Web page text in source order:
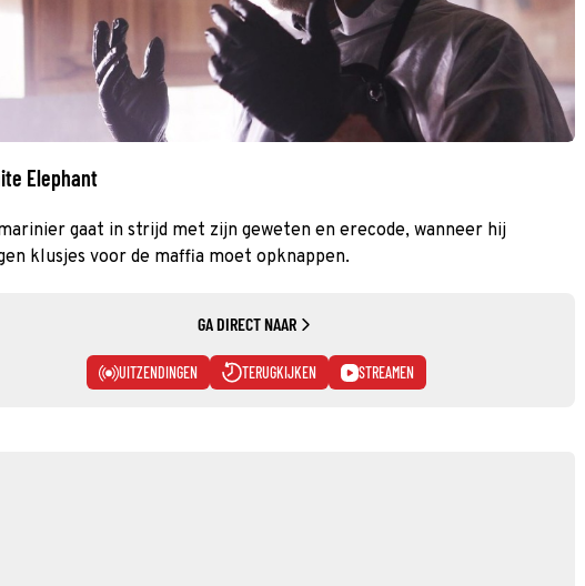
Elephant
gaat in strijd met zijn geweten en erecode, wanneer hij
klusjes voor de maffia moet opknappen.
GA DIRECT NAAR
UITZENDINGEN TERUGKIJKEN STREAMEN